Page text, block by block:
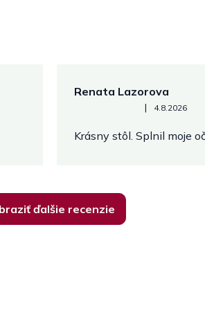
Renata Lazorova
Hodnotenie obchodu je 5 z
| 4.8.2026
Krásny stôl. Splnil moje
ďalšie recenzie